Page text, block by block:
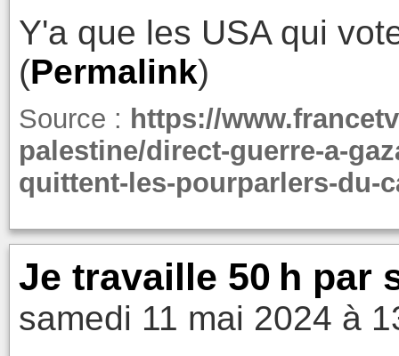
Y'a que les USA qui
(Permalink)
Source : https://
palestine/direct-guerre-a-
quittent-les-pourparlers-du-
Je travaille 50 h par
samedi 11 mai 2024 à